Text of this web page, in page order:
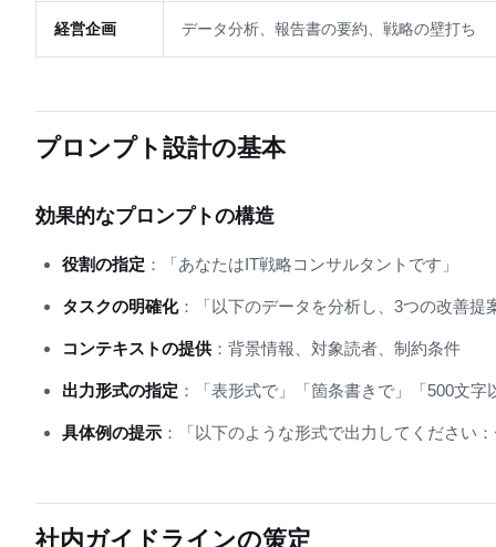
経営企画 データ分析、報告書の要約、戦略の壁打ち
プロンプト設計の基本
効果的なプロンプトの構造
役割の指定 ：「あなたはIT戦略コンサルタントです」
タスクの明確化：「以下のデータを分析し、3つの改善提
コンテキストの提供 ：背景情報、対象読者、制約条件
出力形式の指定 ：「表形式で」「箇条書きで」「500文字
具体例の提示 ：「以下のような形式で出力してください
社内ガイドラインの策定